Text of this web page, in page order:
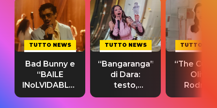
TUTTO NEWS
Bad Bunny e
“BAILE
INoLVIDABLE”:
testo,
TUTTO NEWS
“Bangaranga”
di Dara:
testo,
traduzione e
TUTTO
“The
Olivia
testo,